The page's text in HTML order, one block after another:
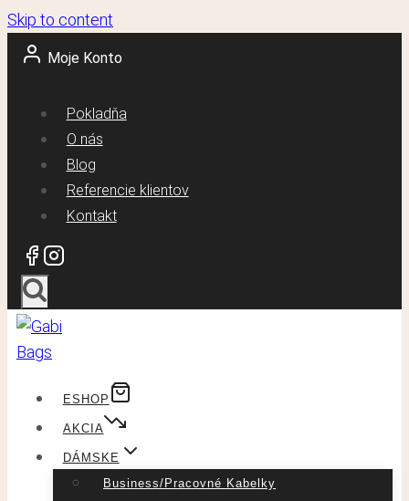
Skip to content
Moje Konto
Pokladňa
O nás
Blog
Referencie klientov
Kontakt
ESHOP
AKCIA
DÁMSKE
Business/pracovné Kabelky